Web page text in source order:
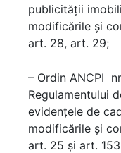
publicităţii
modificările și
art. 28, art. 29;
– Ordin ANCPI
Regulamentului
evidenţele de
modificările și
art. 25 și art.